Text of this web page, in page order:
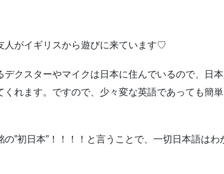
人がイギリスから遊びに来ています♡
クスターやマイクは日本に住んでいるので、日
くれます。ですので、少々変な英語であっても簡
”初日本”！！！！と言うことで、一切日本語は